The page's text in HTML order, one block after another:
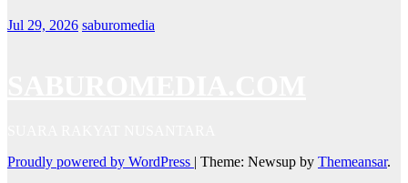
Jul 29, 2026 saburomedia
Proudly powered by WordPress | Theme: Newsup by Themeansar.